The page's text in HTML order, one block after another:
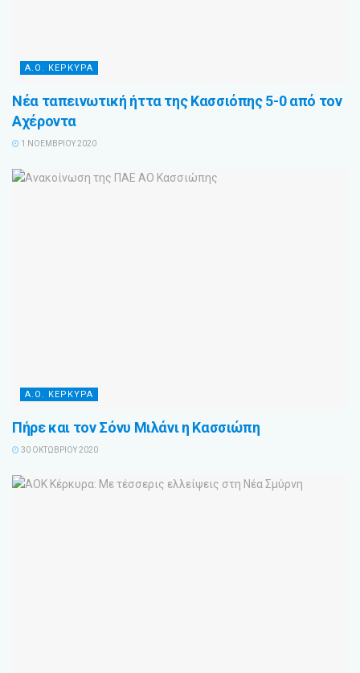
Α.Ο. ΚΕΡΚΥΡΑ
Νέα ταπεινωτική ήττα της Κασσιόπης 5-0 από τον
Αχέροντα
1 ΝΟΕΜΒΡΊΟΥ 2020
Α.Ο. ΚΕΡΚΥΡΑ
Πήρε και τον Σόνυ Μιλάνι η Κασσιώπη
30 ΟΚΤΩΒΡΊΟΥ 2020